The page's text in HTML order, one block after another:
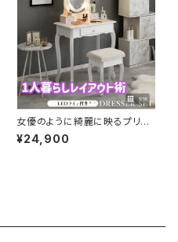
女優のように綺麗に映るプリン
セスドレッサーデスクとスツール
¥24,900